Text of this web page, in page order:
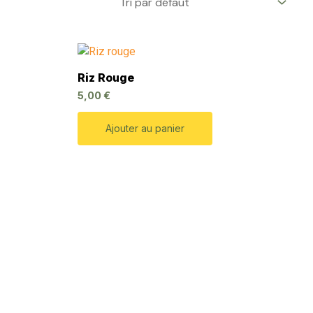
Riz Rouge
5,00 €
Ajouter au panier